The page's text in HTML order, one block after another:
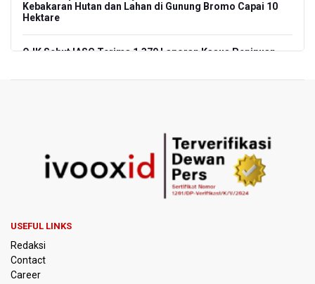
Kebakaran Hutan dan Lahan di Gunung Bromo Capai 10
Hektare
OJK Sebut IASC Terima 1.379 Laporan Kasus Penipuan
BKSDA Riau Sebut Seekor Gajah Binaan PLG Minas Mati
Akibat Komplikasi Infeksi
Korlantas Polri dan Jasa Marga Bahas Zero ODOL hingga
Integrasi Teknologi Tol Jelang Libur Nataru
di Luwu Timur, Desak Hentikan Kekerasan terhadap
Warga Berdalih PSN
USEFUL LINKS
Redaksi
Contact
Career